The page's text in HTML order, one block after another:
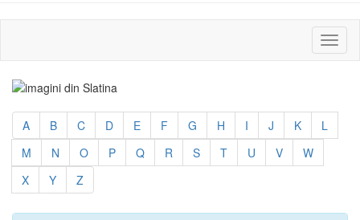
sau
A B C D E F G H I J K
L
M
N O P Q R S T U V
W
X
Y Z